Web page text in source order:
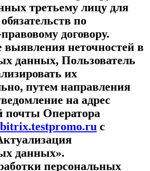
третьему лицу для
по
договору.
выявления неточностей в
данных, Пользователь
их
путем направления
на адрес
почты Оператора
с
данных».
персональных